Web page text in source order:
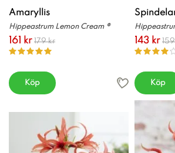
Amaryllis
Hippeastrum Lemon Cream ®
161 kr 179 kr
Köp
143 kr
Köp